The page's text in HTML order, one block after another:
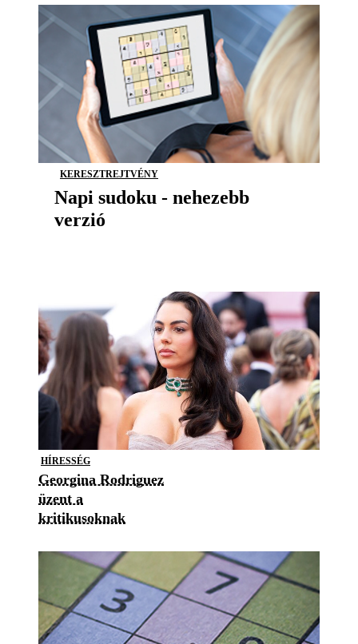
KERESZTREJTVÉNY
Napi sudoku - nehezebb
verzió
HÍRESSÉG
Georgina Rodriguez
üzent a
kritikusoknak